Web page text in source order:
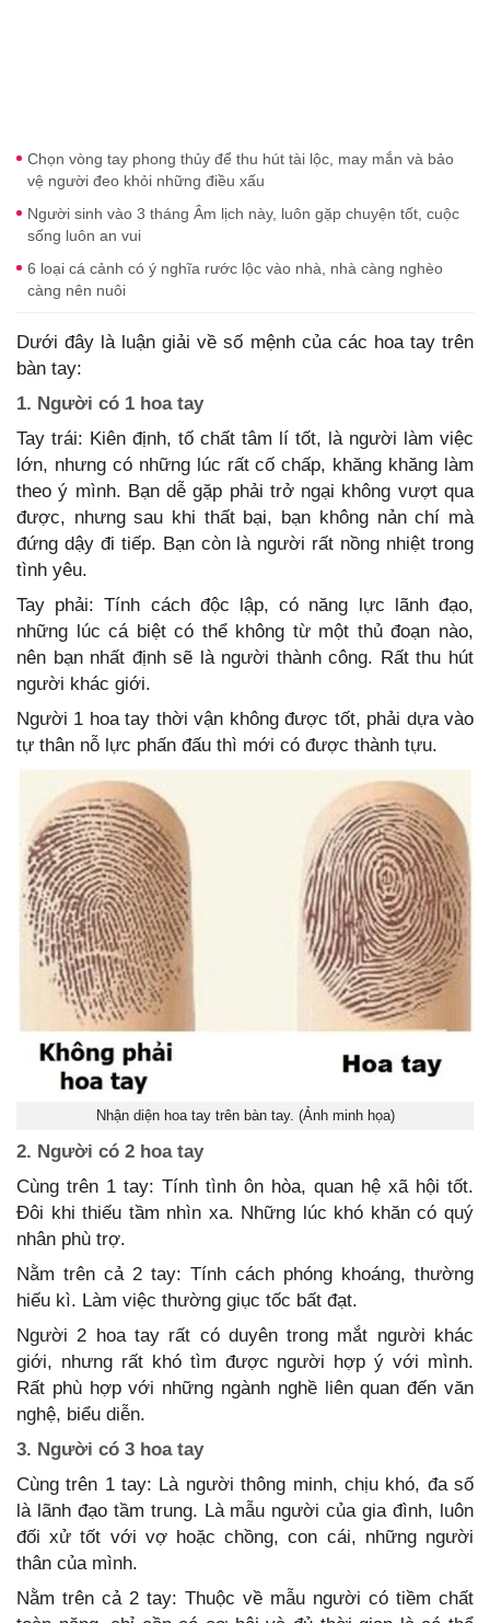
Chọn vòng tay phong thủy để thu hút tài lộc, may mắn và bảo
vệ người đeo khỏi những điều xấu
Người sinh vào 3 tháng Âm lịch này, luôn gặp chuyện tốt, cuộc
sống luôn an vui
6 loại cá cảnh có ý nghĩa rước lộc vào nhà, nhà càng nghèo
càng nên nuôi
Dưới đây là luận giải về số mệnh của các hoa tay trên
bàn tay:
1. Người có 1 hoa tay
Tay trái: Kiên định, tố chất tâm lí tốt, là người làm việc
lớn, nhưng có những lúc rất cố chấp, khăng khăng làm
theo ý mình. Bạn dễ gặp phải trở ngại không vượt qua
được, nhưng sau khi thất bại, bạn không nản chí mà
đứng dậy đi tiếp. Bạn còn là người rất nồng nhiệt trong
tình yêu.
Tay phải: Tính cách độc lập, có năng lực lãnh đạo,
những lúc cá biệt có thể không từ một thủ đoạn nào,
nên bạn nhất định sẽ là người thành công. Rất thu hút
người khác giới.
Người 1 hoa tay thời vận không được tốt, phải dựa vào
tự thân nỗ lực phấn đấu thì mới có được thành tựu.
Nhận diện hoa tay trên bàn tay. (Ảnh minh họa)
2. Người có 2 hoa tay
Cùng trên 1 tay: Tính tình ôn hòa, quan hệ xã hội tốt.
Đôi khi thiếu tầm nhìn xa. Những lúc khó khăn có quý
nhân phù trợ.
Nằm trên cả 2 tay: Tính cách phóng khoáng, thường
hiếu kì. Làm việc thường giục tốc bất đạt.
Người 2 hoa tay rất có duyên trong mắt người khác
giới, nhưng rất khó tìm được người hợp ý với mình.
Rất phù hợp với những ngành nghề liên quan đến văn
nghệ, biểu diễn.
3. Người có 3 hoa tay
Cùng trên 1 tay: Là người thông minh, chịu khó, đa số
là lãnh đạo tầm trung. Là mẫu người của gia đình, luôn
đối xử tốt với vợ hoặc chồng, con cái, những người
thân của mình.
Nằm trên cả 2 tay: Thuộc về mẫu người có tiềm chất